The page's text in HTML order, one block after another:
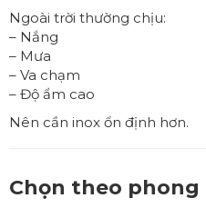
Ngoài trời thường chịu:
– Nắng
– Mưa
– Va chạm
– Độ ẩm cao
Nên cần inox ổn định hơn.
Chọn theo